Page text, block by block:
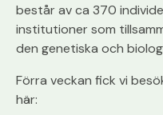
består av ca 370
institutioner som
den genetiska och
Förra veckan fick vi
här: